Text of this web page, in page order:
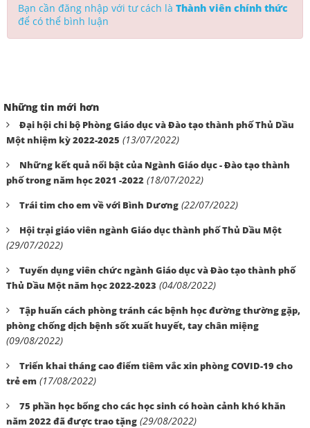
Bạn cần đăng nhập với tư cách là Thành viên chính thức
để có thể bình luận
Những tin mới hơn
Đại hội chi bộ Phòng Giáo dục và Đào tạo thành phố Thủ Dầu
Một nhiệm kỳ 2022-2025 (13/07/2022)
Những kết quả nổi bật của Ngành Giáo dục - Đào tạo thành
phố trong năm học 2021 -2022 (18/07/2022)
Trái tim cho em về với Bình Dương (22/07/2022)
Hội trại giáo viên ngành Giáo dục thành phố Thủ Dầu Một
(29/07/2022)
Tuyển dụng viên chức ngành Giáo dục và Đào tạo thành phố
Thủ Dầu Một năm học 2022-2023 (04/08/2022)
Tập huấn cách phòng tránh các bệnh học đường thường gặp,
phòng chống dịch bệnh sốt xuất huyết, tay chân miệng
(09/08/2022)
Triển khai tháng cao điểm tiêm vắc xin phòng COVID-19 cho
trẻ em (17/08/2022)
75 phần học bổng cho các học sinh có hoàn cảnh khó khăn
năm 2022 đã được trao tặng (29/08/2022)